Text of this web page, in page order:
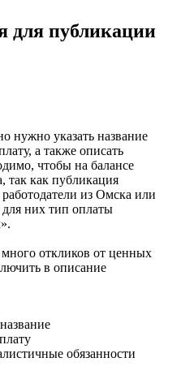
для публикации
нужно указать название
а также описать
чтобы на балансе
так как публикация
из Омска или
них тип оплаты
откликов от ценных
в описание
обязанности